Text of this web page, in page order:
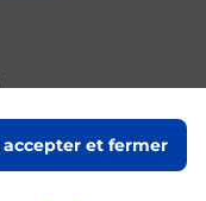
accepter et fermerEn